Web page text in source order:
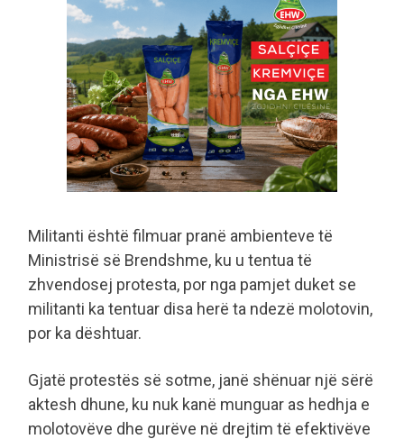
Militanti është filmuar pranë ambienteve të
Ministrisë së Brendshme, ku u tentua të
zhvendosej protesta, por nga pamjet duket se
militanti ka tentuar disa herë ta ndezë molotovin,
por ka dështuar.
Gjatë protestës së sotme, janë shënuar një sërë
aktesh dhune, ku nuk kanë munguar as hedhja e
molotovëve dhe gurëve në drejtim të efektivëve